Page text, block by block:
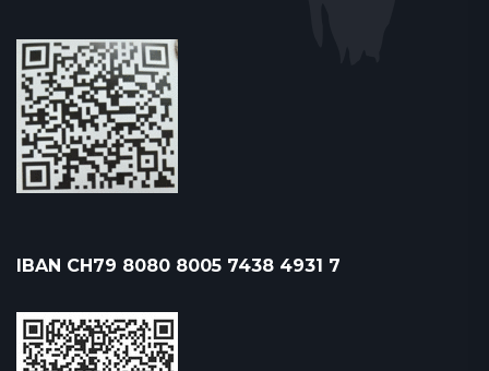
IBAN CH79 8080 8005 7438 4931 7